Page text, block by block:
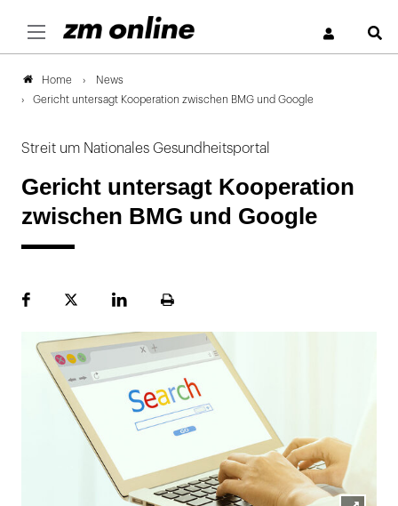
Home
News
Gericht untersagt Kooperation zwischen BMG und Google
Streit um Nationales Gesundheitsportal
Gericht untersagt Kooperation
zwischen BMG und Google
FacebookPlattformLinekdInSeite